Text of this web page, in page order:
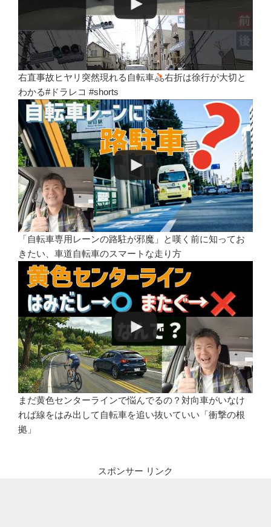
右直事故ヒヤリ突然現れる自転車
右折は徐行が大切と
わかる#ドラレコ #shorts
「自転車専用レーンの路駐が邪魔」と嘆く前に知ってお
きたい、車道自転車のスマートな走り方
まだ黄色センターラインで悩んでるの？対向車がいなけ
れば線をはみ出して自転車を追い抜いていい「衝撃の根
拠」
スポンサー リンク